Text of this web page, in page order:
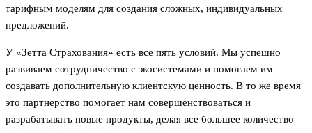
тарифным моделям для создания сложных, индивидуальных
предложений.
У «Зетта Страхования» есть все пять условий. Мы успешно
развиваем сотрудничество с экосистемами и помогаем им
создавать дополнительную клиентскую ценность. В то же время
это партнерство помогает нам совершенствоваться и
разрабатывать новые продукты, делая все большее количество